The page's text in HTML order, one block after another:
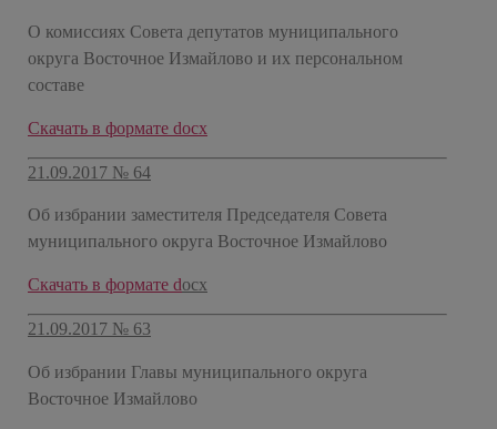
О комиссиях Совета депутатов муниципального
округа Восточное Измайлово и их персональном
составе
Скачать в формате docx
21.09.2017 № 64
Об избрании заместителя Председателя Совета
муниципального округа Восточное Измайлово
Скачать в формате docx
21.09.2017 № 63
Об избрании Главы муниципального округа
Восточное Измайлово